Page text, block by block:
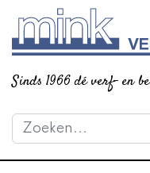
Sinds 1966 dé verf- en
Zoeken